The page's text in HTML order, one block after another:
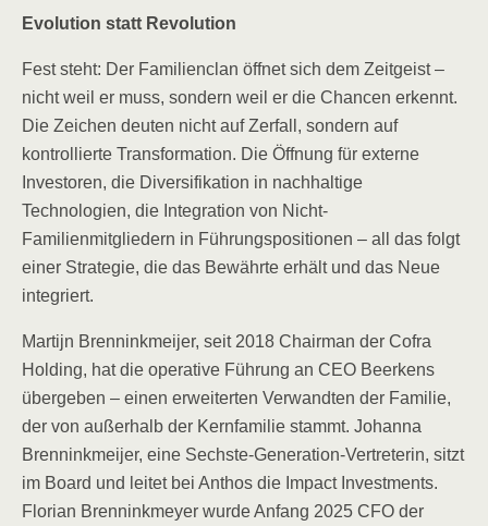
Evolution statt Revolution
Fest steht: Der Familienclan öffnet sich dem Zeitgeist –
nicht weil er muss, sondern weil er die Chancen erkennt.
Die Zeichen deuten nicht auf Zerfall, sondern auf
kontrollierte Transformation. Die Öffnung für externe
Investoren, die Diversifikation in nachhaltige
Technologien, die Integration von Nicht-
Familienmitgliedern in Führungspositionen – all das folgt
einer Strategie, die das Bewährte erhält und das Neue
integriert.
Martijn Brenninkmeijer, seit 2018 Chairman der Cofra
Holding, hat die operative Führung an CEO Beerkens
übergeben – einen erweiterten Verwandten der Familie,
der von außerhalb der Kernfamilie stammt. Johanna
Brenninkmeijer, eine Sechste-Generation-Vertreterin, sitzt
im Board und leitet bei Anthos die Impact Investments.
Florian Brenninkmeyer wurde Anfang 2025 CFO der